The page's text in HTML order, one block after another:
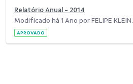
Relatório Anual - 2014
Modificado há 1 Ano por FELIPE KLEIN.
APROVADO